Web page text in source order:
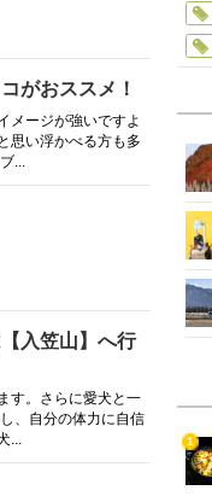
がおススメ！
メージが強いですよ
思い浮かべる方も多
...
入笠山】へ行
す。さらに愛犬と一
、自分の体力に自信
...
1
位